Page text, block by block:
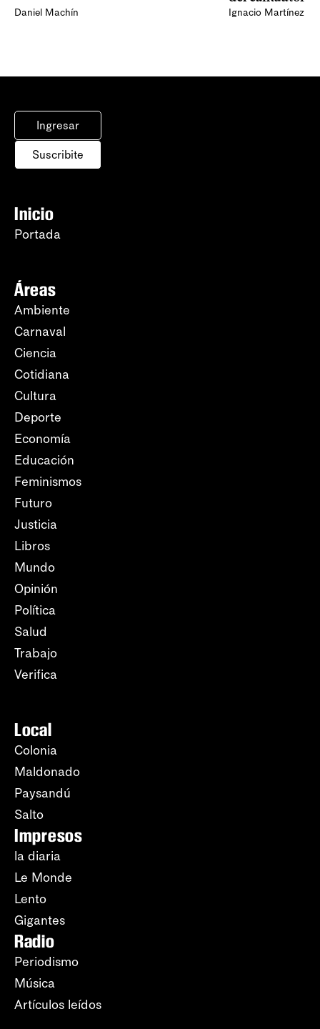
Daniel Machín Ignacio Martínez
Ingresar
Suscribite
Inicio
Portada
Áreas
Ambiente
Carnaval
Ciencia
Cotidiana
Cultura
Deporte
Economía
Educación
Feminismos
Futuro
Justicia
Libros
Mundo
Opinión
Política
Salud
Trabajo
Verifica
Local
Colonia
Maldonado
Paysandú
Salto
Impresos
la diaria
Le Monde
Lento
Gigantes
Radio
Periodismo
Música
Artículos leídos